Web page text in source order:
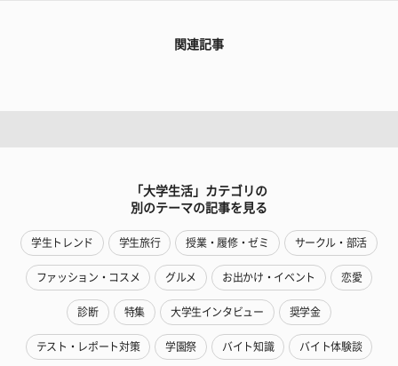
関連記事
「大学生活」カテゴリの
別のテーマの記事を見る
学生トレンド 学生旅行 授業・履修・ゼミ サークル・部活
ファッション・コスメ グルメ お出かけ・イベント 恋愛
診断 特集 大学生インタビュー 奨学金
テスト・レポート対策 学園祭 バイト知識 バイト体験談